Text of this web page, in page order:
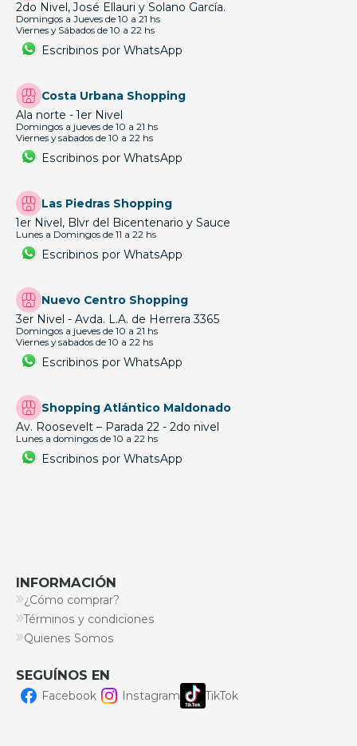
2do Nivel, José Ellauri y Solano García.
Domingos a Jueves de 10 a 21 hs
Viernes y Sábados de 10 a 22 hs
Escribinos por WhatsApp
Costa Urbana Shopping
Ala norte - 1er Nivel
Domingos a jueves de 10 a 21 hs
Viernes y sabados de 10 a 22 hs
Escribinos por WhatsApp
Las Piedras Shopping
1er Nivel, Blvr del Bicentenario y Sauce
Lunes a Domingos de 11 a 22 hs
Escribinos por WhatsApp
Nuevo Centro Shopping
3er Nivel - Avda. L.A. de Herrera 3365
Domingos a jueves de 10 a 21 hs
Viernes y sabados de 10 a 22 hs
Escribinos por WhatsApp
Shopping Atlántico Maldonado
Av. Roosevelt – Parada 22 - 2do nivel
Lunes a domingos de 10 a 22 hs
Escribinos por WhatsApp
INFORMACIÓN
¿Cómo comprar?
Términos y condiciones
Quienes Somos
SEGUÍNOS EN
Facebook Instagram TikTok